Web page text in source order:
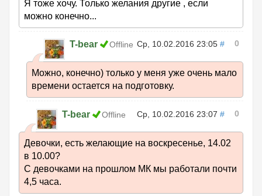
Я тоже хочу. Только желания другие , если
можно конечно...
T-bear Offline Ср, 10.02.2016 23:05 # 0
Можно, конечно) только у меня уже очень мало
времени остается на подготовку.
T-bear Offline Ср, 10.02.2016 23:07 # 0
Девочки, есть желающие на воскресенье, 14.02
в 10.00?
С девочками на прошлом МК мы работали почти
4,5 часа.